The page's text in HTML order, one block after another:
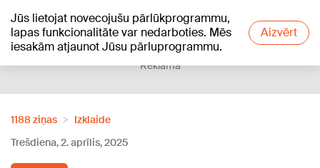
Jūs lietojat novecojušu pārlūkprogrammu,
lapas funkcionalitāte var nedarboties. Mēs
iesakām atjaunot Jūsu pārluprogrammu.
Aizvērt
+21°C
Reklāma
1188 ziņas
Izklaide
Trešdiena, 2. aprīlis, 2025